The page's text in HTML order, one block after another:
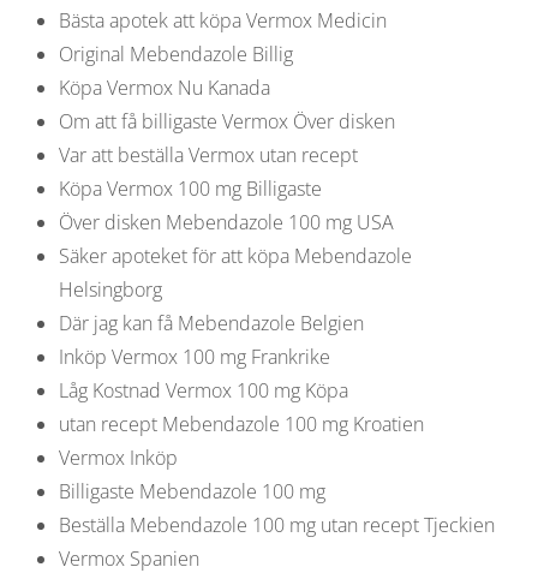
Bästa apotek att köpa Vermox Medicin
Original Mebendazole Billig
Köpa Vermox Nu Kanada
Om att få billigaste Vermox Över disken
Var att beställa Vermox utan recept
Köpa Vermox 100 mg Billigaste
Över disken Mebendazole 100 mg USA
Säker apoteket för att köpa Mebendazole
Helsingborg
Där jag kan få Mebendazole Belgien
Inköp Vermox 100 mg Frankrike
Låg Kostnad Vermox 100 mg Köpa
utan recept Mebendazole 100 mg Kroatien
Vermox Inköp
Billigaste Mebendazole 100 mg
Beställa Mebendazole 100 mg utan recept Tjeckien
Vermox Spanien